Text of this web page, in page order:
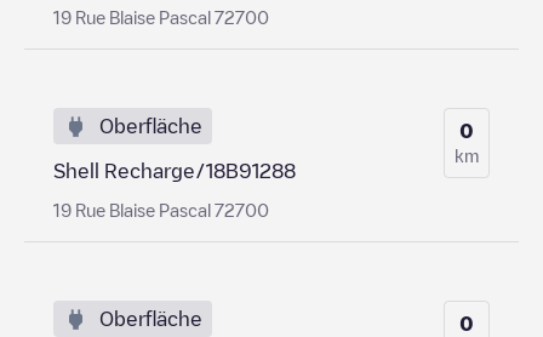
19 Rue Blaise Pascal 72700
Oberfläche
Shell Recharge/18B91288
19 Rue Blaise Pascal 72700
0
km
Oberfläche 0